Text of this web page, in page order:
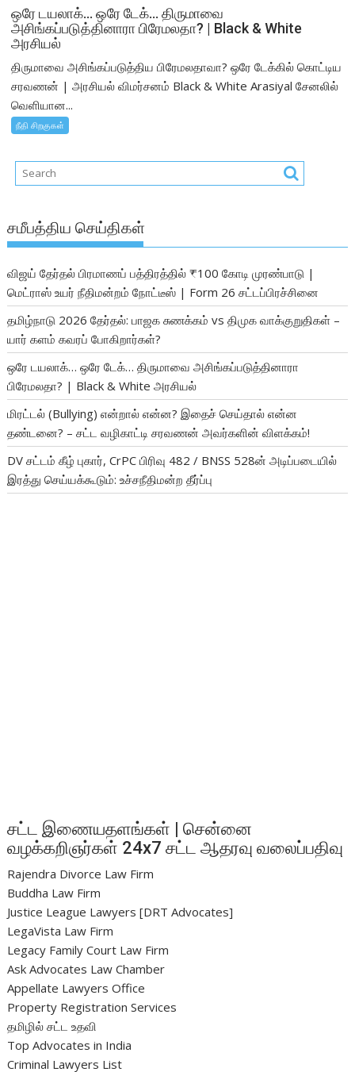
ஒரே டயலாக்… ஒரே டேக்… திருமாவை
அசிங்கப்படுத்தினாரா பிரேமலதா? | Black & White
அரசியல்
திருமாவை அசிங்கப்படுத்திய பிரேமலதாவா? ஒரே டேக்கில் கொட்டிய
சரவணன் | அரசியல் விமர்சனம் Black & White Arasiyal சேனலில்
வெளியான...
நீதி சிறகுகள்
சமீபத்திய செய்திகள்
விஜய் தேர்தல் பிரமாணப் பத்திரத்தில் ₹100 கோடி முரண்பாடு |
மெட்ராஸ் உயர் நீதிமன்றம் நோட்டீஸ் | Form 26 சட்டப்பிரச்சினை
தமிழ்நாடு 2026 தேர்தல்: பாஜக சுணக்கம் vs திமுக வாக்குறுதிகள் –
யார் களம் கவரப் போகிறார்கள்?
ஒரே டயலாக்… ஒரே டேக்… திருமாவை அசிங்கப்படுத்தினாரா
பிரேமலதா? | Black & White அரசியல்
மிரட்டல் (Bullying) என்றால் என்ன? இதைச் செய்தால் என்ன
தண்டனை? – சட்ட வழிகாட்டி சரவணன் அவர்களின் விளக்கம்!
DV சட்டம் கீழ் புகார், CrPC பிரிவு 482 / BNSS 528ன் அடிப்படையில்
இரத்து செய்யக்கூடும்: உச்சநீதிமன்ற தீர்ப்பு
சட்ட இணையதளங்கள் | சென்னை
வழக்கறிஞர்கள் 24x7 சட்ட ஆதரவு வலைப்பதிவு
Rajendra Divorce Law Firm
Buddha Law Firm
Justice League Lawyers [DRT Advocates]
LegaVista Law Firm
Legacy Family Court Law Firm
Ask Advocates Law Chamber
Appellate Lawyers Office
Property Registration Services
தமிழில் சட்ட உதவி
Top Advocates in India
Criminal Lawyers List